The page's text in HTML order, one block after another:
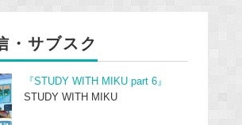
・サブスク
『STUDY WITH MIKU part 6』
STUDY WITH MIKU